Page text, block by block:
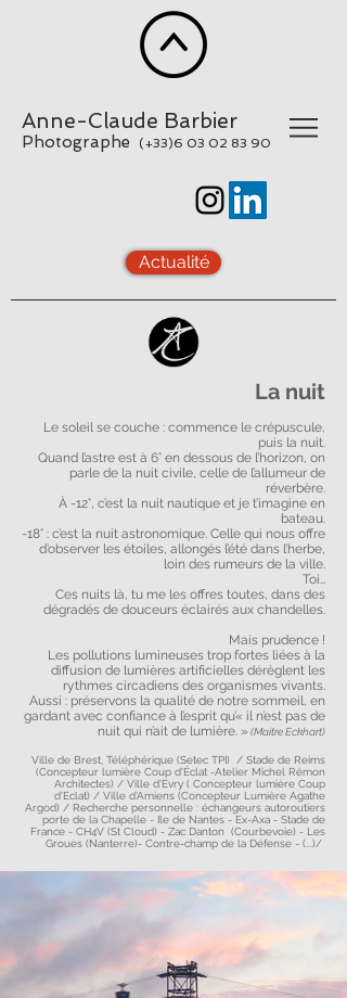
Anne-Claude Barbier
Photographe (+33)6 03 02 83 90
Actualité
La nuit
Le soleil se couche : commence le crépuscule,
puis la nuit.
Quand l’astre est à 6° en dessous de l’horizon, on
parle de la nuit civile, celle de l’allumeur de
réverbère.
À -12°, c’est la nuit nautique et je t’imagine en
bateau.
-18° : c’est la nuit astronomique. Celle qui nous offre
d’observer les étoiles, allongés l’été dans l’herbe,
loin des rumeurs de la ville.
Toi…
Ces nuits là, tu me les offres toutes, dans des
dégradés de douceurs éclairés aux chandelles.
Mais prudence !
Les pollutions lumineuses trop fortes liées à la
diffusion de lumières artificielles dérèglent les
rythmes circadiens des organismes vivants.
Aussi : préservons la qualité de notre sommeil, en
gardant avec confiance à l’esprit qu’« il n’est pas de
nuit qui n’ait de lumière. »(Maitre Eckhart)
Ville de Brest, Téléphérique (Setec TPI) / Stade de Reims
(Concepteur lumière Coup d'Éclat -Atelier Michel Rémon
Architectes) / Ville d'Evry ( Concepteur lumière Coup
d'Eclat) / Ville d'Amiens (Concepteur Lumière Agathe
Argod) / Recherche personnelle : échangeurs autoroutiers
porte de la Chapelle - Ile de Nantes - Ex-Axa - Stade de
France - CH4V (St Cloud) - Zac Danton (Courbevoie) - Les
Groues (Nanterre)- Contre-champ de la Défense - (...)/